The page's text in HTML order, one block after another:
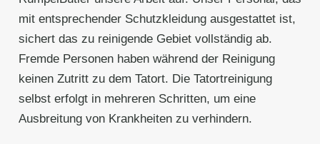
mit entsprechender Schutzkleidung ausgestattet ist,
sichert das zu reinigende Gebiet vollständig ab.
Fremde Personen haben während der Reinigung
keinen Zutritt zu dem Tatort. Die Tatortreinigung
selbst erfolgt in mehreren Schritten, um eine
Ausbreitung von Krankheiten zu verhindern.